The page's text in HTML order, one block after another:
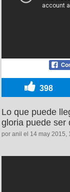
398
Lo que puede
gloria puede ser
por anil el 14 may 2015,